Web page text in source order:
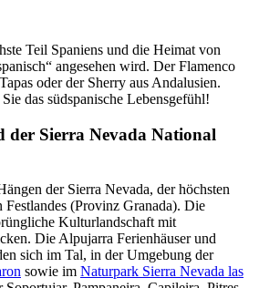
Teil Spaniens und die Heimat von
angesehen wird. Der Flamenco
oder der Sherry aus Andalusien.
das südspanische Lebensgefühl!
der Sierra Nevada National
der Sierra Nevada, der höchsten
Festlandes (Provinz Granada). Die
Kulturlandschaft mit
Die Alpujarra Ferienhäuser und
sich im Tal, in der Umgebung der
sowie im Naturpark Sierra Nevada las